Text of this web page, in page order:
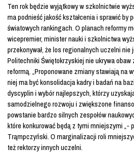
Ten rok będzie wyjątkowy w szkolnictwie
ma podnieść jakość kształcenia i sprawić by
światowych rankingach. O planach reformy
wicepremier, minister nauki i szkolnictwa
przekonywał, że los regionalnych uczelni nie
Politechniki Świętokrzyskiej nie ukrywa
reformą. „Proponowane zmiany stawiają na
niej ma być konsolidacja kadry i badań na
dyscyplin i wybór najlepszych, którzy
samodzielnego rozwoju i zwiększone
powstanie bardzo silnych zespołów
które konkurować będą z tymi mniejszymi „-
Trąmpczyński. O marginalizacji roli
też rektorzy innych uczelni.